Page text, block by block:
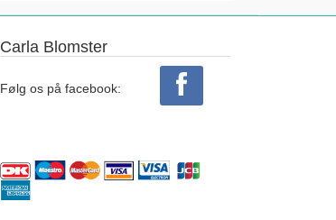
Carla Blomster
Følg os på facebook: